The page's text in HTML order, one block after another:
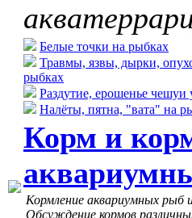
Белые точки на рыбках
Травмы, язвы, дырки,
рыбках
Раздутие, ерошенье чешуи
Налёты, пятна, "вата" на
Корм и
Кормление аквариумных
Обсуждение кормов